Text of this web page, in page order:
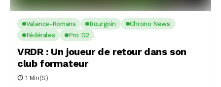
Valence-Romans Bourgoin
Chrono News
Fédérales
Pro D2
VRDR : Un joueur de retour dans son
club formateur
1 Min(s)